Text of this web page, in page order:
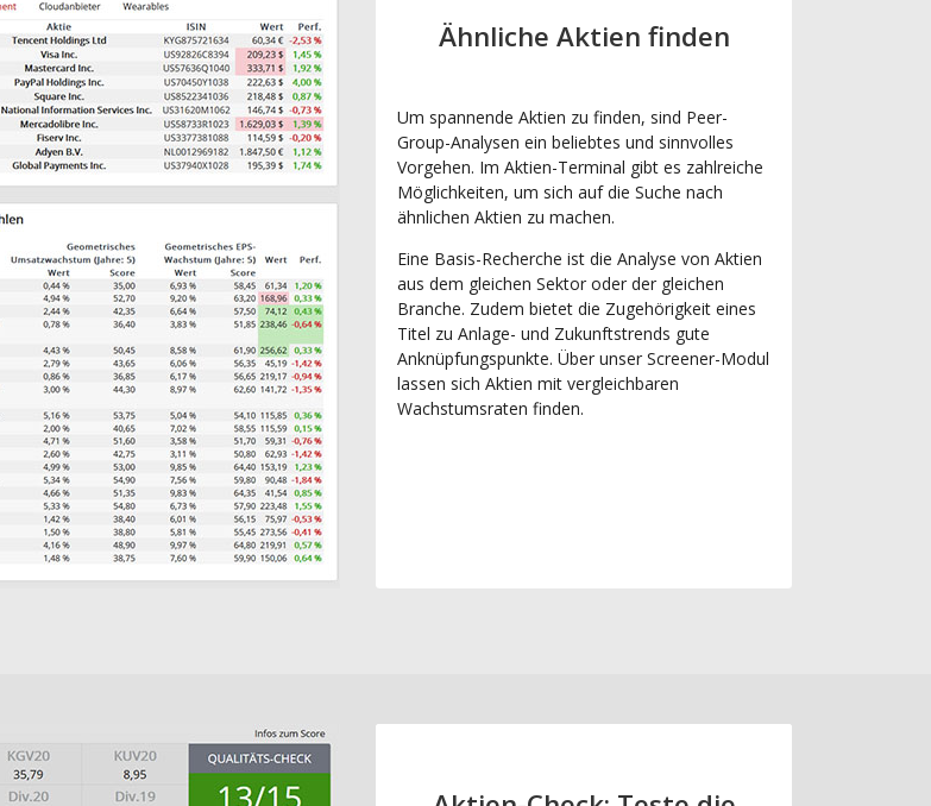
Ähnliche Aktien finden
Um spannende Aktien zu finden, sind Peer-
Group-Analysen ein beliebtes und sinnvolles
Vorgehen. Im Aktien-Terminal gibt es zahlreiche
Möglichkeiten, um sich auf die Suche nach
ähnlichen Aktien zu machen.
Eine Basis-Recherche ist die Analyse von Aktien
aus dem gleichen Sektor oder der gleichen
Branche. Zudem bietet die Zugehörigkeit eines
Titel zu Anlage- und Zukunftstrends gute
Anknüpfungspunkte. Über unser Screener-Modul
lassen sich Aktien mit vergleichbaren
Wachstumsraten finden.